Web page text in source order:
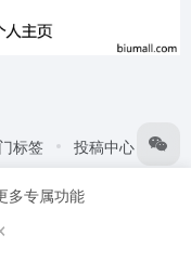
标签
投稿中心
种生活方式
号
多专属功能